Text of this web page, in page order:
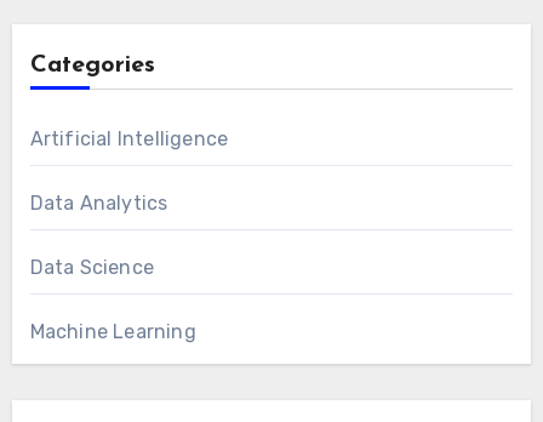
Categories
Artificial Intelligence
Data Analytics
Data Science
Machine Learning